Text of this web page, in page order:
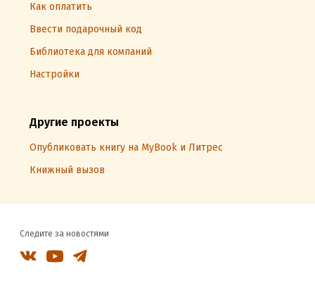
Как оплатить
Ввести подарочный код
Библиотека для компаний
Настройки
Другие проекты
Опубликовать книгу на MyBook и Литрес
Книжный вызов
Следите за новостями